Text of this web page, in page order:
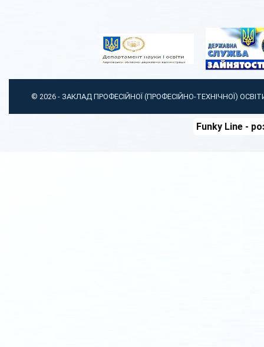
© 2026 - ЗАКЛАД ПРОФЕСІЙНОЇ (ПРОФЕСІЙНО-ТЕХНІЧНОЇ)
Funky Line-